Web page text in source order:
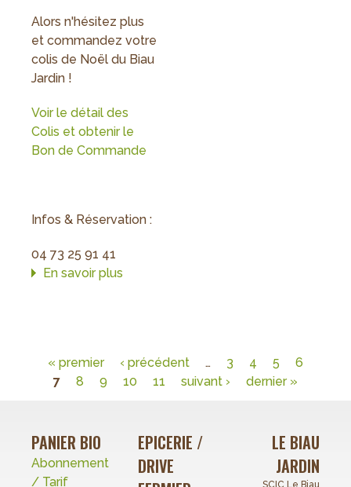
Alors n'hésitez plus
et commandez votre
colis de Noël du Biau
Jardin !
Voir le détail des
Colis et obtenir le
Bon de Commande
Infos & Réservation :
04 73 25 91 41
En savoir plus
sont
arrivés
Pages
« premier ‹ précédent … 3 4 5
6
7
8 9 10 11 suivant › dernier »
PANIER BIO
Abonnement
/ Tarif
EPICERIE /
DRIVE
LE BIAU
JARDIN
SCIC Le Biau